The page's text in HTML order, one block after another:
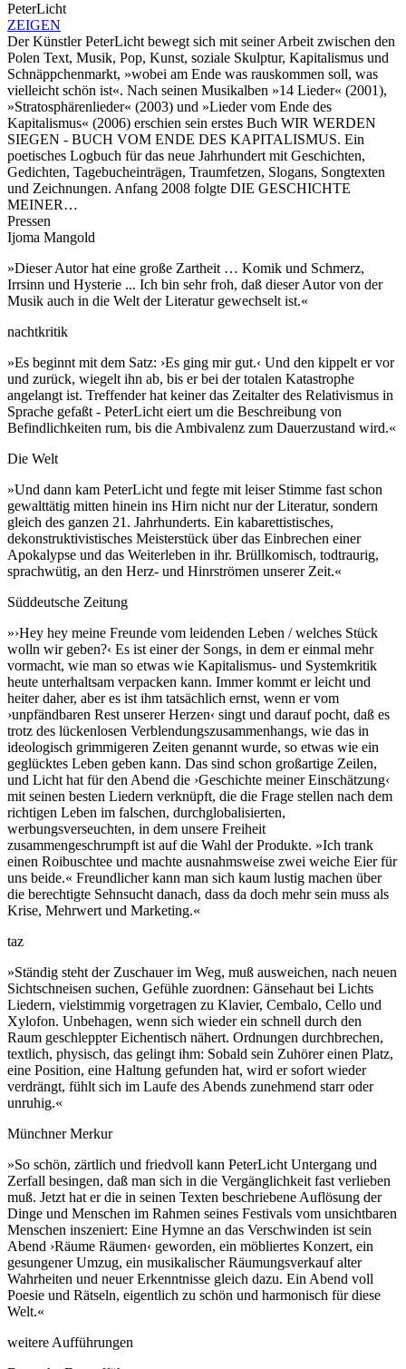
PeterLicht
ZEIGEN
Der Künstler PeterLicht bewegt sich mit seiner Arbeit zwischen den
Polen Text, Musik, Pop, Kunst, soziale Skulptur, Kapitalismus und
Schnäppchenmarkt, »wobei am Ende was rauskommen soll, was
vielleicht schön ist«. Nach seinen Musikalben »14 Lieder« (2001),
»Stratosphärenlieder« (2003) und »Lieder vom Ende des
Kapitalismus« (2006) erschien sein erstes Buch WIR WERDEN
SIEGEN - BUCH VOM ENDE DES KAPITALISMUS. Ein
poetisches Logbuch für das neue Jahrhundert mit Geschichten,
Gedichten, Tagebucheinträgen, Traumfetzen, Slogans, Songtexten
und Zeichnungen. Anfang 2008 folgte DIE GESCHICHTE
MEINER…
Pressen
Ijoma Mangold
»Dieser Autor hat eine große Zartheit … Komik und Schmerz,
Irrsinn und Hysterie ... Ich bin sehr froh, daß dieser Autor von der
Musik auch in die Welt der Literatur gewechselt ist.«
nachtkritik
»Es beginnt mit dem Satz: ›Es ging mir gut.‹ Und den kippelt er vor
und zurück, wiegelt ihn ab, bis er bei der totalen Katastrophe
angelangt ist. Treffender hat keiner das Zeitalter des Relativismus in
Sprache gefaßt - PeterLicht eiert um die Beschreibung von
Befindlichkeiten rum, bis die Ambivalenz zum Dauerzustand wird.«
Die Welt
»Und dann kam PeterLicht und fegte mit leiser Stimme fast schon
gewalttätig mitten hinein ins Hirn nicht nur der Literatur, sondern
gleich des ganzen 21. Jahrhunderts. Ein kabarettistisches,
dekonstruktivistisches Meisterstück über das Einbrechen einer
Apokalypse und das Weiterleben in ihr. Brüllkomisch, todtraurig,
sprachwütig, an den Herz- und Hinrströmen unserer Zeit.«
Süddeutsche Zeitung
»›Hey hey meine Freunde vom leidenden Leben / welches Stück
wolln wir geben?‹ Es ist einer der Songs, in dem er einmal mehr
vormacht, wie man so etwas wie Kapitalismus- und Systemkritik
heute unterhaltsam verpacken kann. Immer kommt er leicht und
heiter daher, aber es ist ihm tatsächlich ernst, wenn er vom
›unpfändbaren Rest unserer Herzen‹ singt und darauf pocht, daß es
trotz des lückenlosen Verblendungszusammenhangs, wie das in
ideologisch grimmigeren Zeiten genannt wurde, so etwas wie ein
geglücktes Leben geben kann. Das sind schon großartige Zeilen,
und Licht hat für den Abend die ›Geschichte meiner Einschätzung‹
mit seinen besten Liedern verknüpft, die die Frage stellen nach dem
richtigen Leben im falschen, durchglobalisierten,
werbungsverseuchten, in dem unsere Freiheit
zusammengeschrumpft ist auf die Wahl der Produkte. »Ich trank
einen Roibuschtee und machte ausnahmsweise zwei weiche Eier für
uns beide.« Freundlicher kann man sich kaum lustig machen über
die berechtigte Sehnsucht danach, dass da doch mehr sein muss als
Krise, Mehrwert und Marketing.«
taz
»Ständig steht der Zuschauer im Weg, muß ausweichen, nach neuen
Sichtschneisen suchen, Gefühle zuordnen: Gänsehaut bei Lichts
Liedern, vielstimmig vorgetragen zu Klavier, Cembalo, Cello und
Xylofon. Unbehagen, wenn sich wieder ein schnell durch den
Raum geschleppter Eichentisch nähert. Ordnungen durchbrechen,
textlich, physisch, das gelingt ihm: Sobald sein Zuhörer einen Platz,
eine Position, eine Haltung gefunden hat, wird er sofort wieder
verdrängt, fühlt sich im Laufe des Abends zunehmend starr oder
unruhig.«
Münchner Merkur
»So schön, zärtlich und friedvoll kann PeterLicht Untergang und
Zerfall besingen, daß man sich in die Vergänglichkeit fast verlieben
muß. Jetzt hat er die in seinen Texten beschriebene Auflösung der
Dinge und Menschen im Rahmen seines Festivals vom unsichtbaren
Menschen inszeniert: Eine Hymne an das Verschwinden ist sein
Abend ›Räume Räumen‹ geworden, ein möbliertes Konzert, ein
gesungener Umzug, ein musikalischer Räumungsverkauf alter
Wahrheiten und neuer Erkenntnisse gleich dazu. Ein Abend voll
Poesie und Rätseln, eigentlich zu schön und harmonisch für diese
Welt.«
weitere Aufführungen